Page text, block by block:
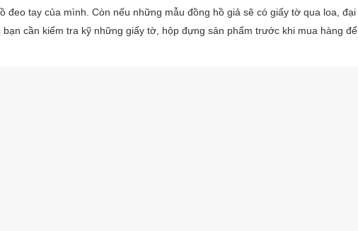
đeo tay của mình. Còn nếu những mẫu đồng hồ giả sẽ có giấy tờ qua loa, đại
cần kiểm tra kỹ những giấy tờ, hộp đựng sản phẩm trước khi mua hàng để